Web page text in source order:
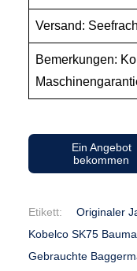
Versand:
Bemerkungen:
Ein Angebot
bekommen
Etikett:
Originaler
Kobelco SK75
Gebrauchte